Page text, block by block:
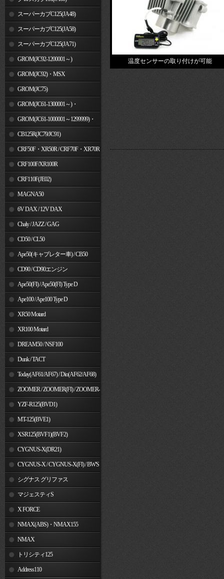
スーパーカブC125(JA48)
スーパーカブC125(JA58)
スーパーカブC125(JA71)
GROM(JC92-1200001～)
GROM(JC92)・MSX
GROM(MLHJC92)
GROM(JC75)
GROM(JC61-1300001～)・
MSX125SF
GROM(JC61-1000001～1299999)・
MSX125CB125R(JC79/JC91)
CRF50F・XR50R / CRF70F・XR70R
CRF100F/XR100R
CRF110F(JE02)
MAGNA50
6V DAX / 12V DAX
Chaly / JAZZ / GAG
CD50 / CL50
Ape50(キャブレター車) / CB50
CD90 / CD90エンジン
Ape50(FI) / Ape50(FI) Type D
Ape100 / Ape100 Type D
XR50 Motard
XR100 Motard
DREAM50 / NSF100
Dunk / TACT
Today(AF61/AF67) / Dio(AF62/AF68)
ZOOMER / ZOOMER(FI) / ZOOMER-
YZF-R125(BVD1)
MT-125(BVE1)
XSR125(BVF1)(BVF2)
CYGNUS-X(DR21)
CYGNUS-X / CYGNUS-X(FI) / BW'S
125 シグナス グリファス
マジェスティS
X FORCE
NMAX(ABS)・NMAX155
NMAX
トリシティ125
Address110
温度センサーの取り付けが可能